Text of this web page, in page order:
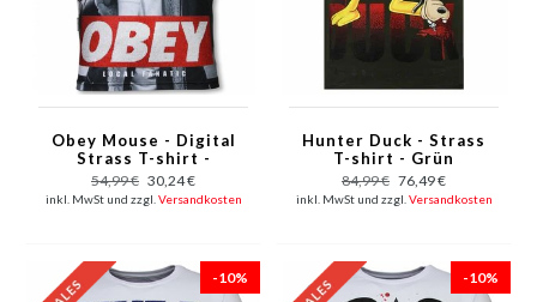
Obey Mouse - Digital
Strass T-shirt -
Schwarz
54,99 € 30,24 €
inkl. MwSt und zzgl. Versandkosten
Hunter Duck - Strass
T-shirt - Grün
84,99 € 76,49 €
inkl. MwSt und zzgl. Versandkosten
-10% -10%